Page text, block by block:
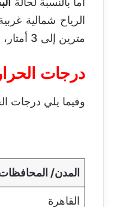
الرياح شمالية
مترين إلى 3 أمتار، واتجاه الرياح شمالية غربية.
درجات
وفيما يلي درجات
المدن/
القاهرة